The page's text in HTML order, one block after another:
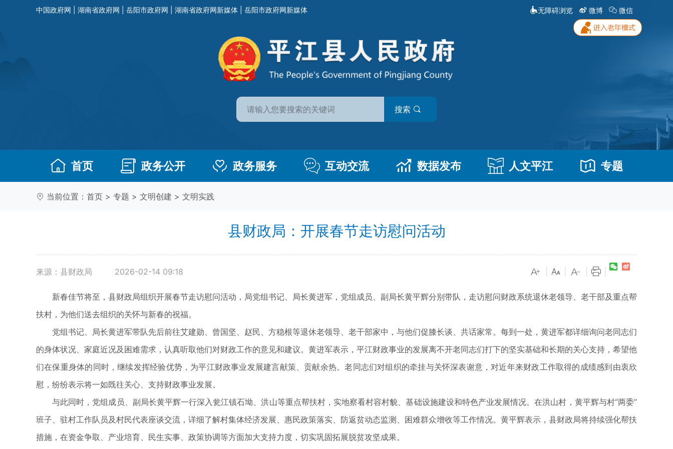
中国政府网 湖南省政府网 岳阳市政府网 湖南省政府网新媒体 岳阳市政府网新媒体 无障碍浏览 微博 微信
搜索
首页 政务公开 政务服务 互动交流 数据发布 人文平江 专题
当前位置： 首页 > 专题 > 文明创建 > 文明实践
县财政局：开展春节走访慰问活动
来源：县财政局 2026-02-14 09:18
新春佳节将至，县财政局组织开展春节走访慰问活动，局党组书记、局长黄进军，党组成员、副局长黄平辉分别带队，走访慰问财政系统退休老领导、老干部及重点帮
扶村，为他们送去组织的关怀与新春的祝福。
党组书记、局长黄进军带队先后前往艾建勋、曾国坚、赵民、方稳根等退休老领导、老干部家中，与他们促膝长谈、共话家常。每到一处，黄进军都详细询问老同志们
的身体状况、家庭近况及困难需求，认真听取他们对财政工作的意见和建议。黄进军表示，平江财政事业的发展离不开老同志们打下的坚实基础和长期的关心支持，希望他
们在保重身体的同时，继续发挥经验优势，为平江财政事业发展建言献策、贡献余热。老同志们对组织的牵挂与关怀深表谢意，对近年来财政工作取得的成绩感到由衷欣
慰，纷纷表示将一如既往关心、支持财政事业发展。
与此同时，党组成员、副局长黄平辉一行深入瓮江镇石坳、洪山等重点帮扶村，实地察看村容村貌、基础设施建设和特色产业发展情况。在洪山村，黄平辉与村“两委”
班子、驻村工作队员及村民代表座谈交流，详细了解村集体经济发展、惠民政策落实、防返贫动态监测、困难群众增收等工作情况。黄平辉表示，县财政局将持续强化帮扶
措施，在资金争取、产业培育、民生实事、政策协调等方面加大支持力度，切实巩固拓展脱贫攻坚成果。